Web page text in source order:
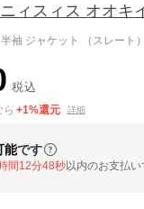
ニィスィス オオキ
袖 ジャケット （スレート）
税込
ら +1%還元 詳細
能です
間12分47秒以内のお支払い